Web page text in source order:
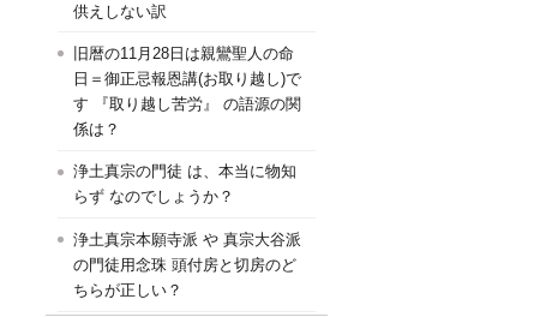
供えしない訳
旧暦の11月28日は親鸞聖人の命
日＝御正忌報恩講(お取り越し)で
す 『取り越し苦労』 の語源の関
係は？
浄土真宗の門徒 は、本当に物知
らず なのでしょうか？
浄土真宗本願寺派 や 真宗大谷派
の門徒用念珠 頭付房と切房のど
ちらが正しい？